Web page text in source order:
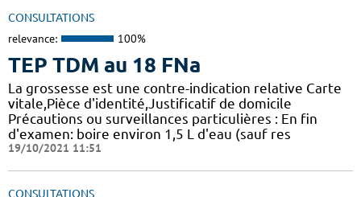
CONSULTATIONS
relevance: 100%
TEP TDM au 18 FNa
La grossesse est une contre-indication relative Carte
vitale,Pièce d'identité,Justificatif de domicile
Précautions ou surveillances particulières : En fin
d'examen: boire environ 1,5 L d'eau (sauf res
19/10/2021 11:51
CONSULTATIONS